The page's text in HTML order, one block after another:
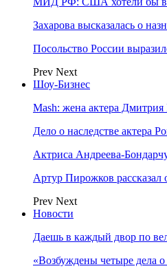
Захарова высказалась о
Посольство России
Prev Next
Шоу-Бизнес
Mash: жена актера
Дело о наследстве актера
Актриса Андреева-
Артур Пирожков рассказал
Prev Next
Новости
Даешь в каждый двор по
«Возбуждены четыре дела